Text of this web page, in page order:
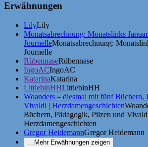
Erwähnungen
LilyLily
Monatsabrechnung: Monatslinks
JournelleMonatsabrechnung:
Journelle
RübennaseRübennase
IngoACIngoAC
KatarinaKatarina
LittlebinHHLittlebinHH
Woanders – diesmal mit fünf Büchern,
Vivaldi | Herzdamengeschichten
Büchern, Pädagogik, Pilzen und
Herzdamengeschichten
Gregor HeidemannGregor Heidemann
… Mehr Erwähnungen zeigen